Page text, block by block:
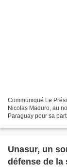
Communiqué Le
Nicolas Maduro, au
Paraguay pour sa
Unasur, un
défense de la